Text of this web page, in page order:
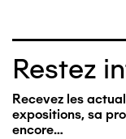
Restez
Recevez les
expositions, sa
encore…